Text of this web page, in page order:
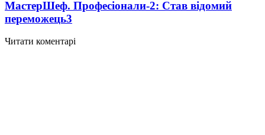
МастерШеф. Професіонали-2: Став відомий
переможець3
Читати коментарі